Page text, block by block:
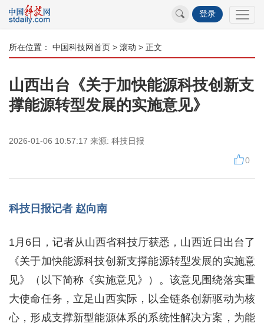
登录
所在位置： 中国科技网首页 > 滚动 > 正文
山西出台《关于加快能源科技创新支
撑能源转型发展的实施意见》
2026-01-06 10:57:17 来源: 科技日报
0
科技日报记者 赵向南
1月6日，记者从山西省科技厅获悉，山西近日出台了
《关于加快能源科技创新支撑能源转型发展的实施意
见》（以下简称《实施意见》）。该意见围绕落实重
大使命任务，立足山西实际，以全链条创新驱动为核
心，形成支撑新型能源体系的系统性解决方案，为能